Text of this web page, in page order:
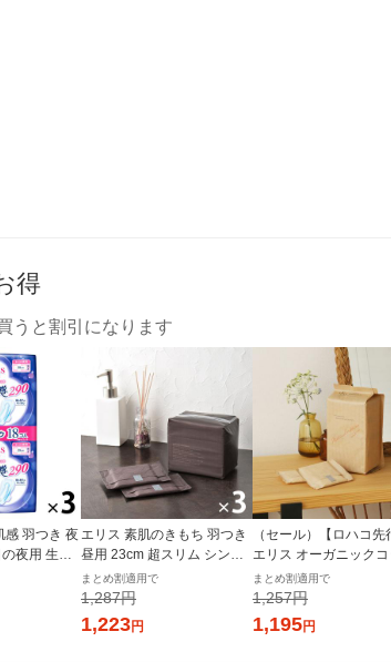
得
うと割引になります
感 羽つき 夜
夜用 生理
ト（18枚×
紙 エリエ
エリス 素肌のきもち 羽つき
昼用 23cm 超スリム シンプ
ルデザイン 3個(20枚×3) ナ
プキン 大王製紙 エリエール
生理用品
まとめ割適用で
1,287円
1,223円
（セール）【ロハコ先
エリス オーガニックコ
ン 羽つき 21cm 多い昼
つうの日用（22枚×3個
肌のきもち ナチュラル
ーズ 生理用品
まとめ割適用で
1,257円
1,195円